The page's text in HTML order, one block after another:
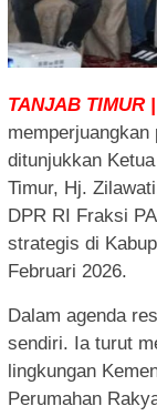
TANJAB TIMUR
memperjuangkan
ditunjukkan
Timur, Hj.
DPR RI Fraksi
strategis di
Februari 2026.
Dalam agenda
sendiri. Ia turut
lingkungan
Perumahan